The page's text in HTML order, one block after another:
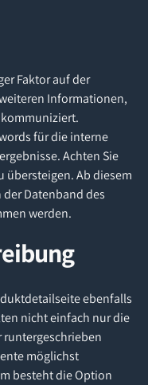
Faktor auf der
Informationen,
für die interne
Achten Sie
übersteigen. Ab diesem
Datenband des
werden.
ebenfalls
nicht einfach nur die
möglichst
besteht die Option